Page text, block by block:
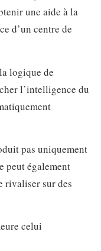
une aide à la
d’un centre de
logique de
l’intelligence du
pas uniquement
peut également
rivaliser sur des
celui